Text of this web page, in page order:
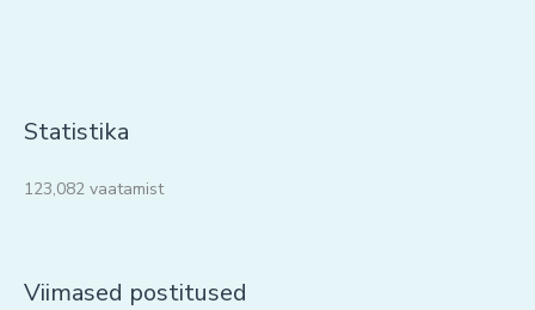
Statistika
123,082 vaatamist
Viimased postitused